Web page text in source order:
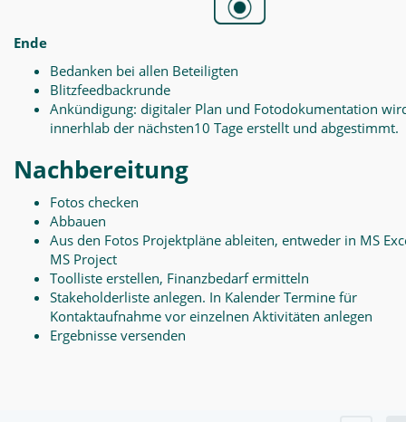
Ende
Bedanken bei allen Beteiligten
Blitzfeedbackrunde
Ankündigung: digitaler Plan und Fotodokumentation
innerhlab der nächsten10 Tage erstellt und abgestimmt.
Nachbereitung
Fotos checken
Abbauen
Aus den Fotos Projektpläne ableiten, entweder in MS
MS Project
Toolliste erstellen, Finanzbedarf ermitteln
Stakeholderliste anlegen. In Kalender Termine für
Kontaktaufnahme vor einzelnen Aktivitäten anlegen
Ergebnisse versenden